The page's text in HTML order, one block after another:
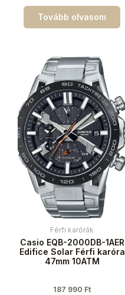
Tovább olvasom
Férfi karórák
Casio EQB-2000DB-1AER
Edifice Solar Férfi karóra
47mm 10ATM
187 990 Ft